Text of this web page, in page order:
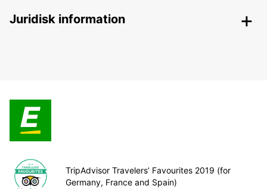
Juridisk information
TripAdvisor Travelers’ Favourites 2019 (for
Germany, France and Spain)